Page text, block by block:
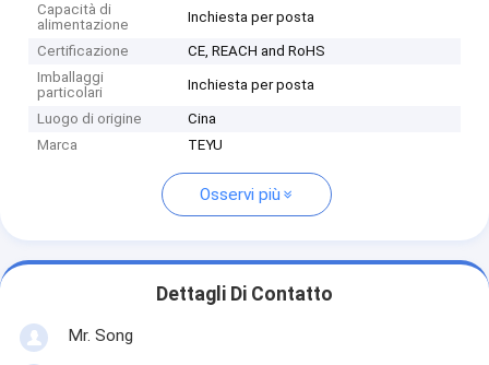
Capacità di
alimentazione
Inchiesta per posta
Certificazione
CE, REACH and RoHS
Imballaggi
particolari
Inchiesta per posta
Luogo di origine
Cina
Marca
TEYU
Osservi più
Dettagli Di Contatto
Mr. Song